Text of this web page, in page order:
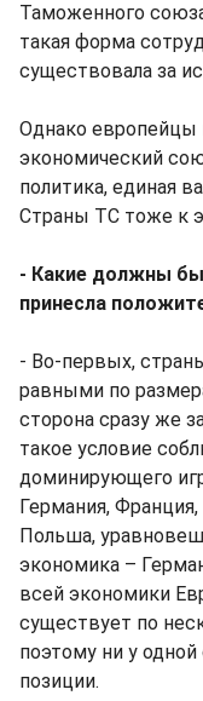
Таможенного
такая форма
существовала за
Однако
экономический
политика, единая
Страны ТС тоже к
- Какие должны
принесла
- Во-первых,
равными по
сторона сразу же
такое условие
доминирующего
Германия,
Польша,
экономика –
всей экономики
существует по
поэтому ни у
позиции.